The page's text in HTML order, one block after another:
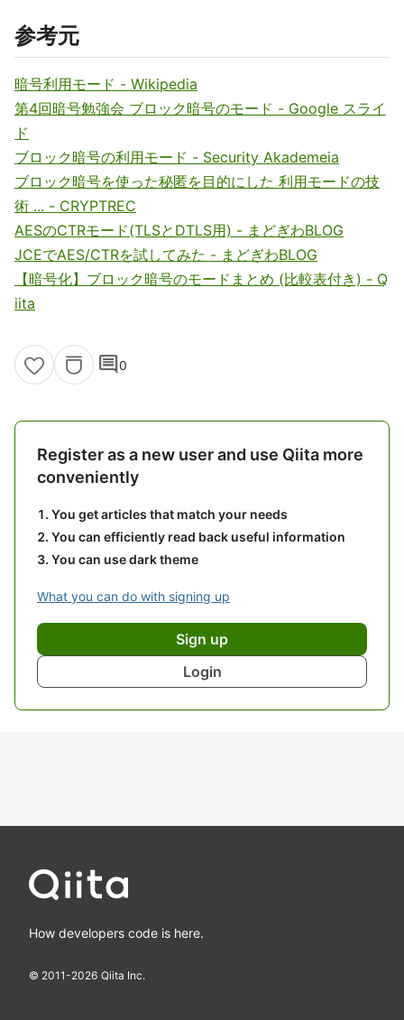
参考元
暗号利用モード - Wikipedia
第4回暗号勉強会 ブロック暗号のモード - Google スライ
ド
ブロック暗号の利用モード - Security Akademeia
ブロック暗号を使った秘匿を目的にした 利用モードの技
術 ... - CRYPTREC
AESのCTRモード(TLSとDTLS用) - まどぎわBLOG
JCEでAES/CTRを試してみた - まどぎわBLOG
【暗号化】ブロック暗号のモードまとめ (比較表付き) - Q
iita
comment0
Register as a new user and use Qiita more
conveniently
You get articles that match your needs
You can efficiently read back useful information
You can use dark theme
What you can do with signing up
Sign up
Login
How developers code is here.
© 2011-2026 Qiita Inc.